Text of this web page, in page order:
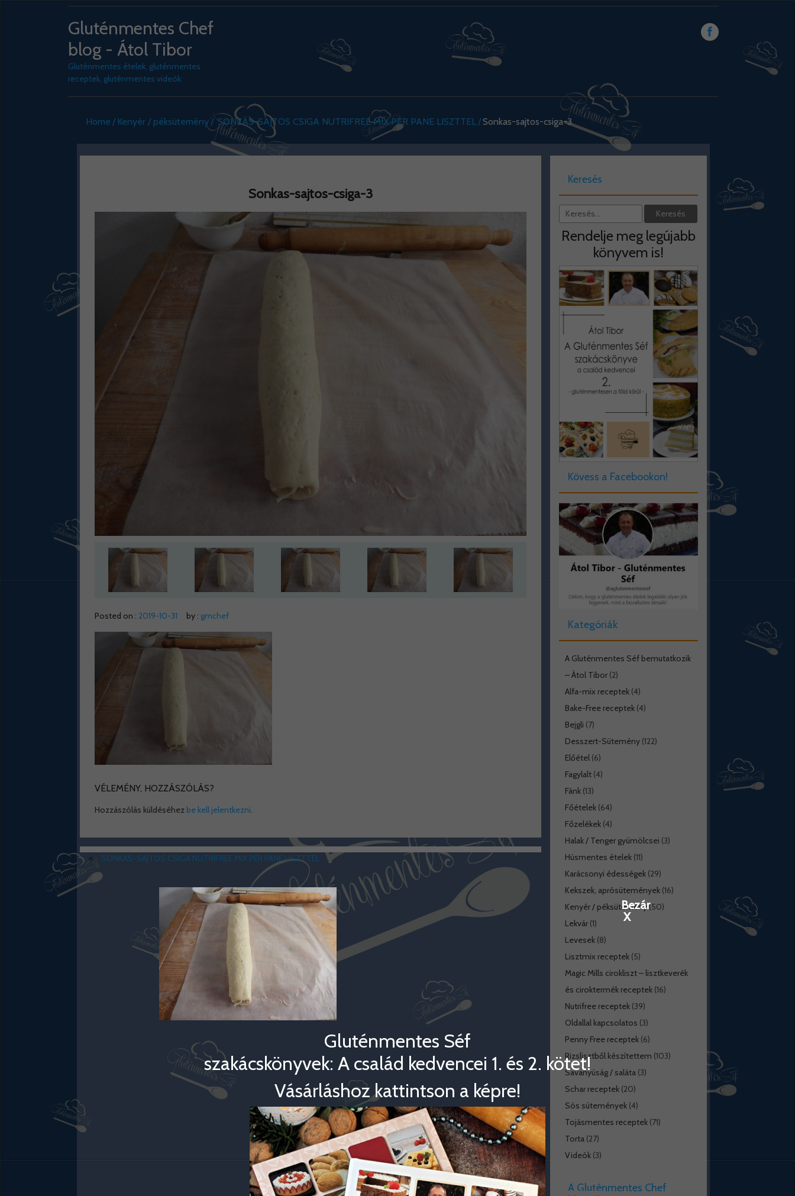
Gluténmentes Chef
blog - Átol Tibor
Gluténmentes ételek, gluténmentes
receptek, gluténmentes videók
Home Kenyér / péksütemény SONKÁS-SAJTOS CSIGA NUTRIFREE MIX PER PANE LISZTTEL Sonkas-sajtos-csiga-3
Sonkas-sajtos-csiga-3
Posted on : 2019-10-31 by : gmchef
VÉLEMÉNY, HOZZÁSZÓLÁS?
Hozzászólás küldéséhez be kell jelentkezni
« SONKÁS-SAJTOS CSIGA NUTRIFREE MIX PER PANE LISZTTEL
Keresés
Rendelje meg legújabb
könyvem is!
Kövess a Facebookon!
Kategóriák
A Gluténmentes Séf bemutatkozik
– Átol Tibor(2)
Alfa-mix receptek(4)
Bake-Free receptek(4)
Bejgli (7)
Desszert-Sütemény(122)
Előétel(6)
Fagylalt(4)
Fánk(13)
Főételek(64)
Főzelékek(4)
Halak / Tenger gyümölcsei (3)
Húsmentes ételek(11)
Karácsonyi édességek(29)
Kekszek, aprósütemények(16)
Kenyér / péksütemény(50)
Lekvár(1)
Levesek(8)
Lisztmix receptek(5)
Magic Mills cirokliszt – lisztkeverék
és ciroktermék receptek(16)
Nutrifree receptek(39)
Oldallal kapcsolatos (3)
Penny Free receptek(6)
Rizslisztből készítettem (103)
Savanyúság / saláta(3)
Schar receptek(20)
Sós sütemények(4)
Tojásmentes receptek(71)
Torta(27)
Videók(3)
A Gluténmentes Chef
Gluténmentes Séf
szakácskönyvek: A család kedvencei 1. és 2. kötet!
Vásárláshoz kattintson a képre!
Bezár
X